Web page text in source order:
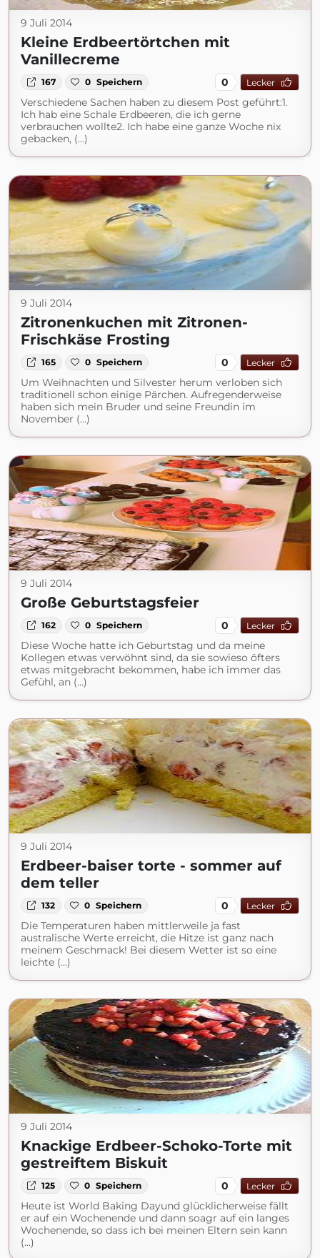
9 Juli 2014
Kleine Erdbeertörtchen mit
Vanillecreme
167 0 Speichern 0 Lecker
Verschiedene Sachen haben zu diesem Post geführt:1.
Ich hab eine Schale Erdbeeren, die ich gerne
verbrauchen wollte2. Ich habe eine ganze Woche nix
gebacken, (...)
9 Juli 2014
Zitronenkuchen mit Zitronen-
Frischkäse Frosting
165 0 Speichern 0 Lecker
Um Weihnachten und Silvester herum verloben sich
traditionell schon einige Pärchen. Aufregenderweise
haben sich mein Bruder und seine Freundin im
November (...)
9 Juli 2014
Große Geburtstagsfeier
162 0 Speichern 0 Lecker
Diese Woche hatte ich Geburtstag und da meine
Kollegen etwas verwöhnt sind, da sie sowieso öfters
etwas mitgebracht bekommen, habe ich immer das
Gefühl, an (...)
9 Juli 2014
Erdbeer-baiser torte - sommer auf
dem teller
132 0 Speichern 0 Lecker
Die Temperaturen haben mittlerweile ja fast
australische Werte erreicht, die Hitze ist ganz nach
meinem Geschmack! Bei diesem Wetter ist so eine
leichte (...)
9 Juli 2014
Knackige Erdbeer-Schoko-Torte mit
gestreiftem Biskuit
125 0 Speichern 0 Lecker
Heute ist World Baking Dayund glücklicherweise fällt
er auf ein Wochenende und dann soagr auf ein langes
Wochenende, so dass ich bei meinen Eltern sein kann
(...)